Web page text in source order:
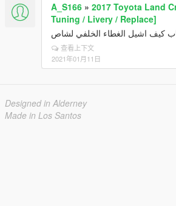
A_S166 » 2017 Toyota Land
Tuning / Livery / Replace]
كيف اشيل الغطاء الخلفي لشاص
查看上下文
2021年01月11日
Designed in Alderney
Made in Los Santos